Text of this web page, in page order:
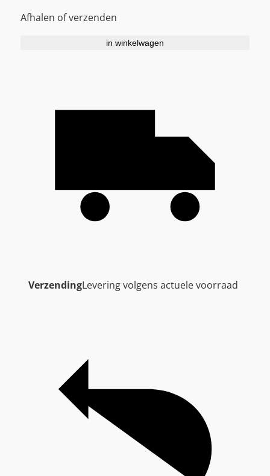
Afhalen of verzenden
in winkelwagen
VerzendingLevering volgens actuele voorraad